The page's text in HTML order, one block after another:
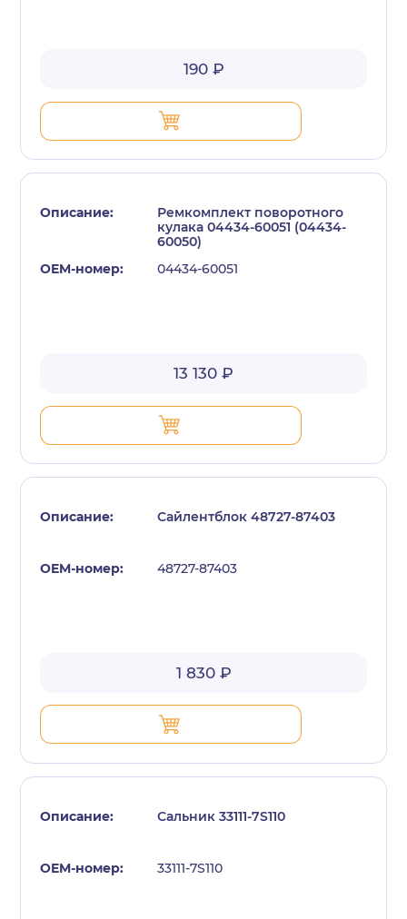
190 ₽
Ремкомплект поворотного
кулака 04434-60051 (04434-
60050)
04434-60051
13 130 ₽
Сайлентблок 48727-87403
48727-87403
1 830 ₽
Сальник 33111-7S110
33111-7S110